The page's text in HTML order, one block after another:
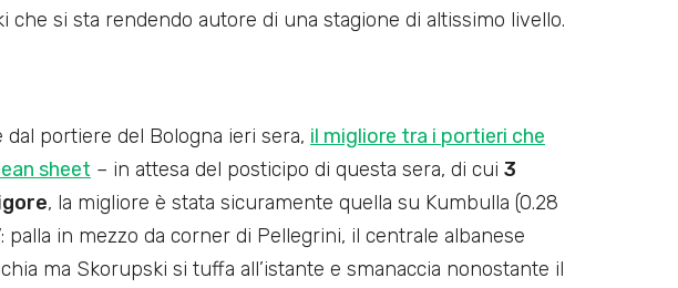
che si sta rendendo autore di una stagione di altissimo livello.
portiere del Bologna ieri sera, il migliore tra i portieri che
sheet – in attesa del posticipo di questa sera, di cui 3
, la migliore è stata sicuramente quella su Kumbulla (0.28
palla in mezzo da corner di Pellegrini, il centrale albanese
ma Skorupski si tuffa all’istante e smanaccia nonostante il